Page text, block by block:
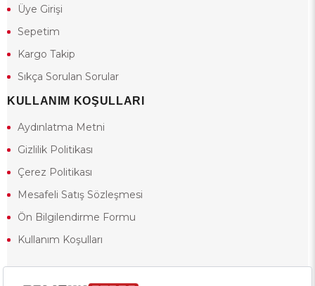
Üye Girişi
Sepetim
Kargo Takip
Sıkça Sorulan Sorular
KULLANIM KOŞULLARI
Aydınlatma Metni
Gizlilik Politikası
Çerez Politikası
Mesafeli Satış Sözleşmesi
Ön Bilgilendirme Formu
Kullanım Koşulları
18 yaşından küçük olduğunuz halde siteye girerseniz ve mesafeli satış
sözleşmesinde yer alan hükümlere ters düşerseniz, yaşla ilgili